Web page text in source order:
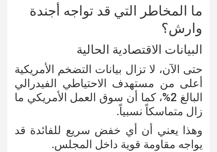
ما المخاطر التي قد تواجه أجندة
وارش؟
البيانات الاقتصادية الحالية
حتى الآن، لا تزال بيانات التضخم الأمريكية
أعلى من مستهدف الاحتياطي الفيدرالي
البالغ 2%، كما أن سوق العمل الأمريكي ما
زال متماسكاً نسبياً.
وهذا يعني أن أي خفض سريع للفائدة قد
يواجه مقاومة قوية داخل المجلس.